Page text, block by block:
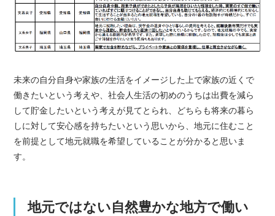
未来の自分自身や家族の生活をイメージした上で家族の近くで
働きたいという考えや、社会人生活の初めのうちは出費を減ら
して貯金したいという考えが見てとられ、どちらも将来の暮ら
しに対して安心感を持ちたいという思いから、地元に住むこと
を前提として地元就職を希望していることが分かると思いま
す。
地元ではない自然豊かな地方で働い